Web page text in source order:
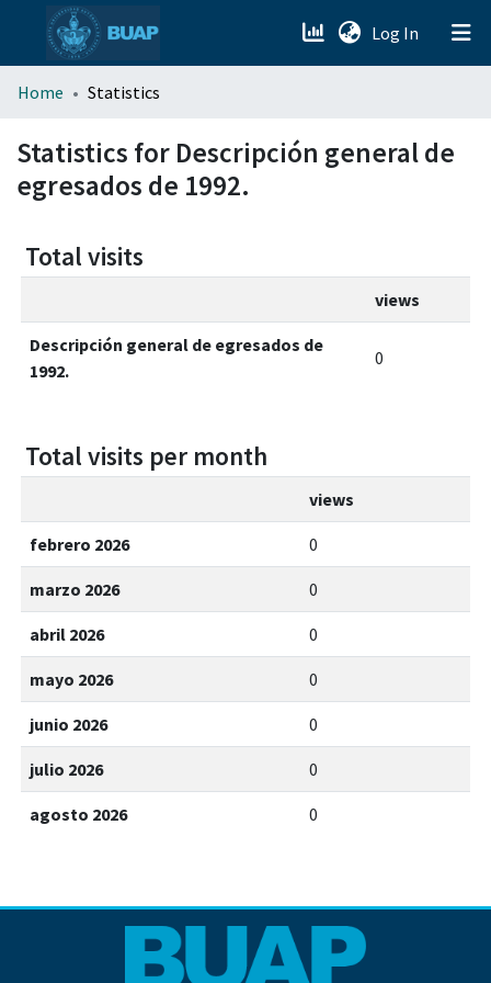
Log In (current)
menu.section.about_menu
All of DSpace
Home Statistics
Statistics for Descripción general de
egresados de 1992.
Total visits
views
Descripción general de egresados de
1992.
0
Total visits per month
views
febrero 2026 0
marzo 2026 0
abril 2026 0
mayo 2026 0
junio 2026 0
julio 2026 0
agosto 2026 0